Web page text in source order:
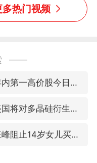
热门视频
年内第一高价股今日打新
美国将对多晶硅衍生品加征15%关税
汪峰阻止14岁女儿买大牌